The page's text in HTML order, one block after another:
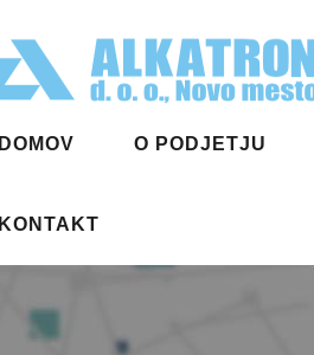
DOMOV O PODJETJU
KONTAKT